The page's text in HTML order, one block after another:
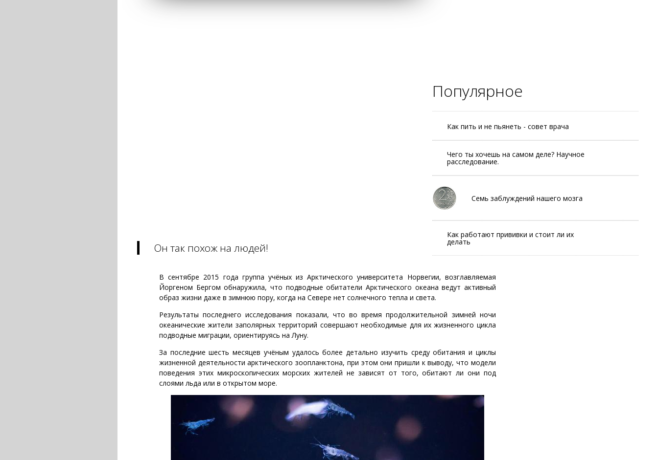
Популярное
Как пить и не пьянеть - совет врача
Чего ты хочешь на самом деле? Научное
расследование.
Семь заблуждений нашего мозга
Как работают прививки и стоит ли их
делать
Он так похож на людей!
В сентябре 2015 года группа учёных из Арктического университета Норвегии, возглавляемая
Йоргеном Бергом обнаружила, что подводные обитатели Арктического океана ведут активный
образ жизни даже в зимнюю пору, когда на Севере нет солнечного тепла и света.
Результаты последнего исследования показали, что во время продолжительной зимней ночи
океанические жители заполярных территорий совершают необходимые для их жизненного цикла
подводные миграции, ориентируясь на Луну.
За последние шесть месяцев учёным удалось более детально изучить среду обитания и циклы
жизненной деятельности арктического зоопланктона, при этом они пришли к выводу, что модели
поведения этих микроскопических морских жителей не зависят от того, обитают ли они под
слоями льда или в открытом море.